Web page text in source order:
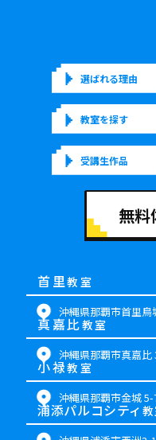
選ばれる理由
教室を探す
受講生作品
無料
首里教室
沖縄県那覇市首里鳥
小禄教室
沖縄県那覇市金城
真嘉比教室
沖縄県那覇市真嘉比
浦添パルコシティ